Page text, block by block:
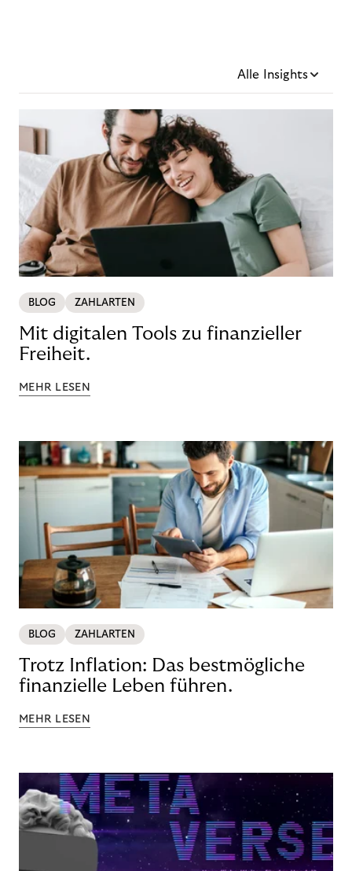
Alle Insights
BLOG ZAHLARTEN
Mit digitalen Tools zu finanzieller
Freiheit.
MEHR LESEN
BLOG ZAHLARTEN
Trotz Inflation: Das bestmögliche
finanzielle Leben führen.
MEHR LESEN